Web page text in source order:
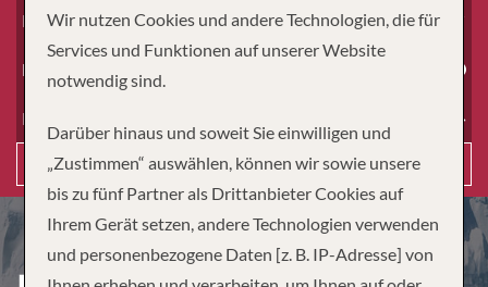
Kinder
Dauer
Reiseart
Suchen
Wir nutzen Cookies und andere Technologien, die für
Services und Funktionen auf unserer Website
notwendig sind.
Darüber hinaus und soweit Sie einwilligen und
„Zustimmen“ auswählen, können wir sowie unsere
bis zu fünf Partner als Drittanbieter Cookies auf
Ihrem Gerät setzen, andere Technologien verwenden
und personenbezogene Daten [z. B. IP-Adresse] von